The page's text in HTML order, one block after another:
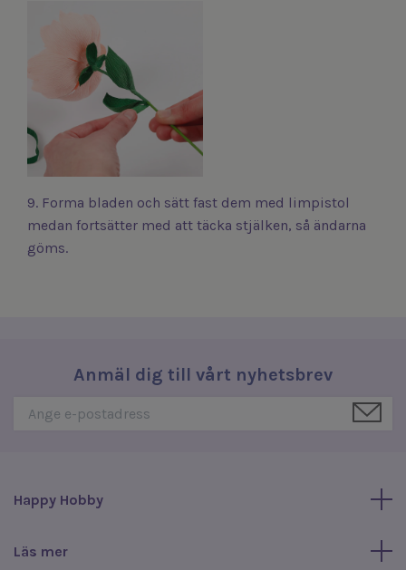
9. Forma bladen och sätt fast dem med limpistol
medan fortsätter med att täcka stjälken, så ändarna
göms.
Anmäl dig till vårt nyhetsbrev
Happy Hobby
Läs mer